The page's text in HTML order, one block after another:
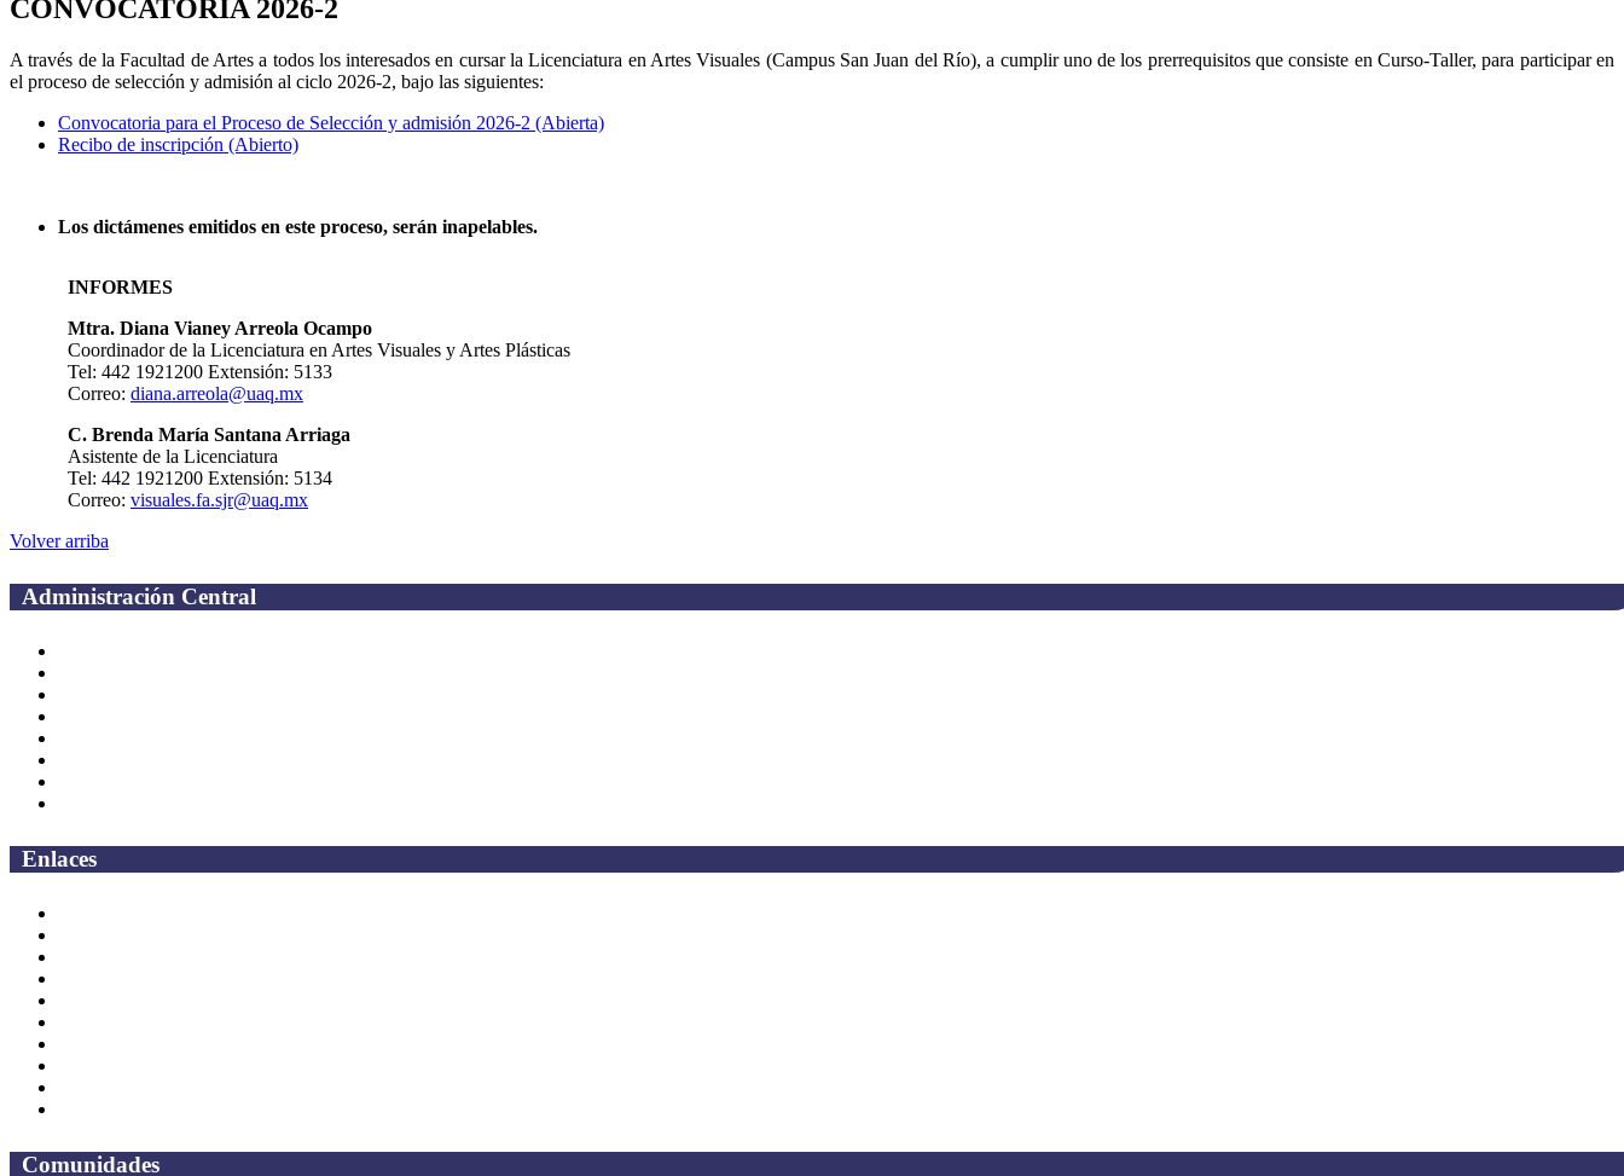
CONVOCATORIA 2026-2
A través de la Facultad de Artes a todos los interesados en cursar la Licenciatura en Artes Visuales (Campus San Juan del Río), a cumplir uno de los prerrequisitos que consiste en Curso-Taller, para participar en
el proceso de selección y admisión al ciclo 2026-2, bajo las siguientes:
Convocatoria para el Proceso de Selección y admisión 2026-2 (Abierta)
Recibo de inscripción (Abierto)
Los dictámenes emitidos en este proceso, serán inapelables.
INFORMES
Mtra. Diana Vianey Arreola Ocampo
Coordinador de la Licenciatura en Artes Visuales y Artes Plásticas
Tel: 442 1921200 Extensión: 5133
Correo: diana.arreola@uaq.mx
C. Brenda María Santana Arriaga
Asistente de la Licenciatura
Tel: 442 1921200 Extensión: 5134
Correo: visuales.fa.sjr@uaq.mx
Volver arriba
Administración Central
Enlaces
Comunidades